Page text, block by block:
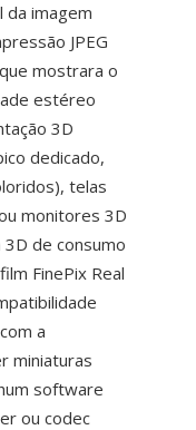
da imagem
JPEG
mostrara o
estéreo
3D
dedicado,
telas
monitores 3D
de consumo
FinePix Real
a
miniaturas
software
ou codec